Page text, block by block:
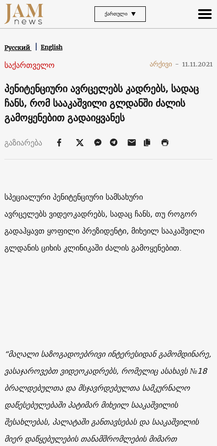
ᲥᲐᲠᲗᲣᲚᲘ
Русский English
საქართველო არქივი - 11.11.2021
პენიტენციური ავრცელებს კადრებს, სადაც
ჩანს, რომ სააკაშვილი გლდანში ძალის
გამოყენებით გადაიყვანეს
გაზიარება
სპეციალური პენიტენციური სამსახური
ავრცელებს ვიდეოკადრებს, სადაც ჩანს, თუ როგორ
გადაჰყავთ ყოფილი პრეზიდენტი, მიხეილ სააკაშვილი
გლდანის ციხის კლინიკაში ძალის გამოყენებით.
“მაღალი საზოგადოებრივი ინტერესიდან გამომდინარე,
ვასაჯაროვებთ ვიდეოკადრებს, რომელიც ასახავს №18
ბრალდებულთა და მსჯავრდებულთა სამკურნალო
დაწესებულებაში პატიმარ მიხეილ სააკაშვილის
შესახლებას, პალატაში განთავსებას და სააკაშვილის
მიერ დაწყებულების თანამშრომლების მიმართ